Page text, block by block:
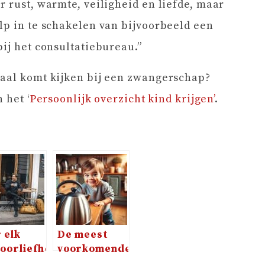
rust, warmte, veiligheid en liefde, maar
in te schakelen van bijvoorbeeld een
het consultatiebureau.”
komt kijken bij een zwangerschap?
‘Persoonlijk overzicht kind krijgen’.
elk
De meest
voorkomende